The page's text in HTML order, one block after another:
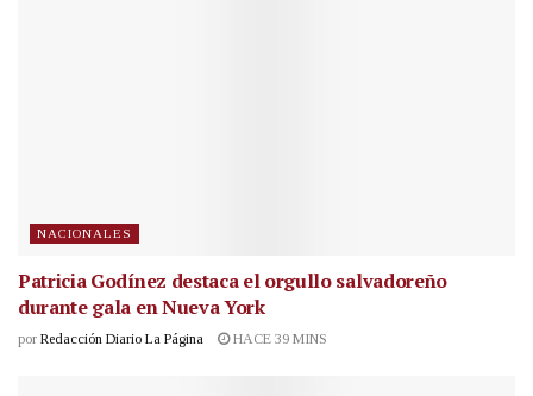
NACIONALES
Patricia Godínez destaca el orgullo salvadoreño
durante gala en Nueva York
por Redacción Diario La Página HACE 39 MINS